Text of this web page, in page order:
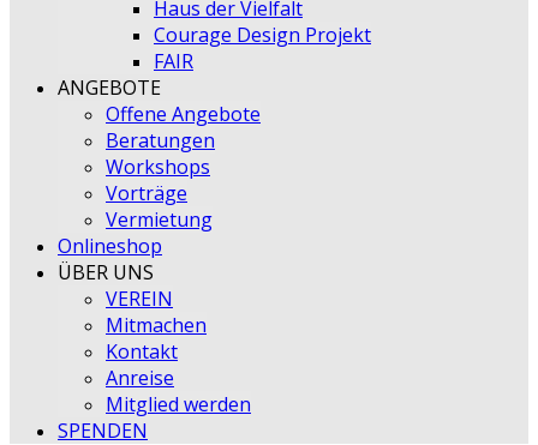
Haus der Vielfalt
Courage Design Projekt
FAIR
ANGEBOTE
Offene Angebote
Beratungen
Workshops
Vorträge
Vermietung
Onlineshop
ÜBER UNS
VEREIN
Mitmachen
Kontakt
Anreise
Mitglied werden
SPENDEN